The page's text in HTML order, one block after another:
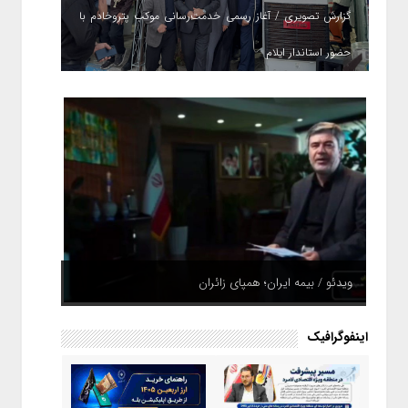
گزارش تصویری / آغاز رسمی خدمت‌رسانی موکب پتروخادم با
حضور استاندار ایلام
ویدئو / بیمه ایران؛ همپای زائران
اینفوگرافیک